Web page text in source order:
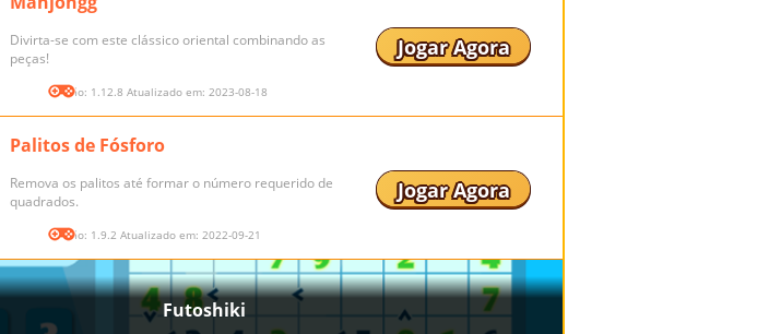
Divirta-se com este clássico oriental combinando as
peças!
Versão: 1.12.8 Atualizado em: 2023-08-18
Jogar Agora
Palitos de Fósforo
Remova os palitos até formar o número requerido de
quadrados.
Versão: 1.9.2 Atualizado em: 2022-09-21
Jogar Agora